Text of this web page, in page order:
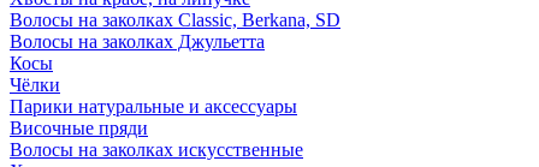
Волосы на заколках Classic, Berkana, SD
Волосы на заколках Джульетта
Косы
Чёлки
Парики натуральные и аксессуары
Височные пряди
Волосы на заколках искусственные